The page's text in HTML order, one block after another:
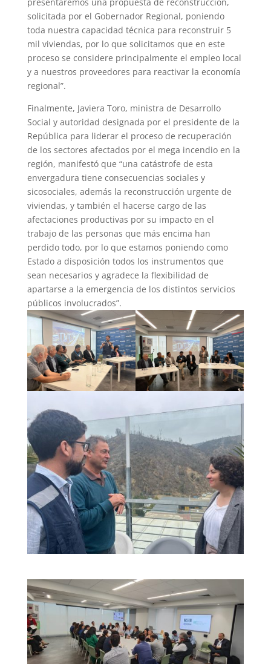
solicitada por el Gobernador Regional, poniendo
toda nuestra capacidad técnica para reconstruir 5
mil viviendas, por lo que solicitamos que en este
proceso se considere principalmente el empleo local
y a nuestros proveedores para reactivar la economía
regional”.
Finalmente, Javiera Toro, ministra de Desarrollo
Social y autoridad designada por el presidente de la
República para liderar el proceso de recuperación
de los sectores afectados por el mega incendio en la
región, manifestó que “una catástrofe de esta
envergadura tiene consecuencias sociales y
sicosociales, además la reconstrucción urgente de
viviendas, y también el hacerse cargo de las
afectaciones productivas por su impacto en el
trabajo de las personas que más encima han
perdido todo, por lo que estamos poniendo como
Estado a disposición todos los instrumentos que
sean necesarios y agradece la flexibilidad de
apartarse a la emergencia de los distintos servicios
públicos involucrados”.